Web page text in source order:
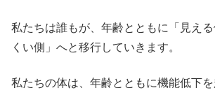
私たちは誰もが、年齢とともに「見え
くい側」へと移行していきます。
私たちの体は、年齢とともに機能低下を